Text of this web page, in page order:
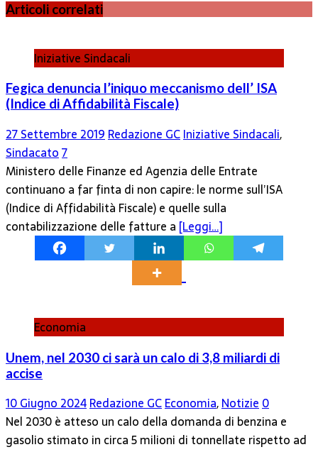
Articoli correlati
Iniziative Sindacali
Fegica denuncia l’iniquo meccanismo dell’ ISA
(Indice di Affidabilità Fiscale)
27 Settembre 2019 Redazione GCIniziative Sindacali,
Sindacato7
Ministero delle Finanze ed Agenzia delle Entrate
continuano a far finta di non capire: le norme sull’ISA
(Indice di Affidabilità Fiscale) e quelle sulla
contabilizzazione delle fatture a [Leggi…]
Economia
Unem, nel 2030 ci sarà un calo di 3,8 miliardi di
accise
10 Giugno 2024Redazione GCEconomia,Notizie0
Nel 2030 è atteso un calo della domanda di benzina e
gasolio stimato in circa 5 milioni di tonnellate rispetto ad